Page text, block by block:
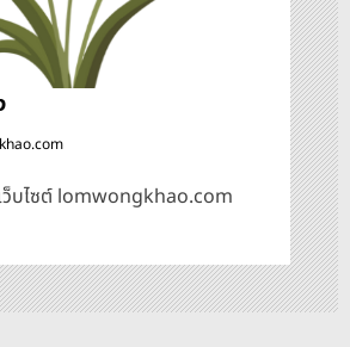
ว็บไซต์ lomwongkhao.com